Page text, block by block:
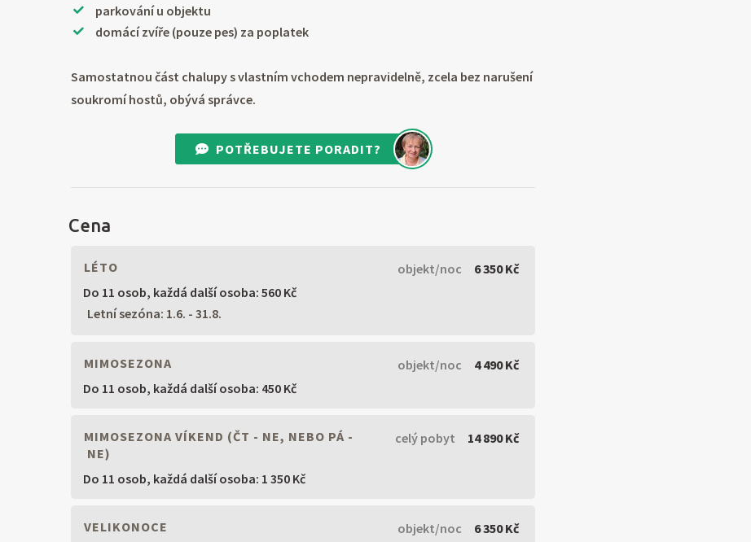
parkování u objektu
domácí zvíře (pouze pes) za poplatek
Samostatnou část chalupy s vlastním vchodem nepravidelně, zcela bez narušení
soukromí hostů, obývá správce.
POTŘEBUJETE PORADIT?
Cena
LÉTO objekt/noc
6 350 Kč
Do 11 osob, každá další osoba: 560 Kč
Letní sezóna: 1.6. - 31.8.
MIMOSEZONA objekt/noc
4 490 Kč
Do 11 osob, každá další osoba: 450 Kč
MIMOSEZONA VÍKEND (ČT - NE, NEBO PÁ -
NE)
celý pobyt 14 890 Kč
Do 11 osob, každá další osoba: 1 350 Kč
VELIKONOCE objekt/noc
6 350 Kč